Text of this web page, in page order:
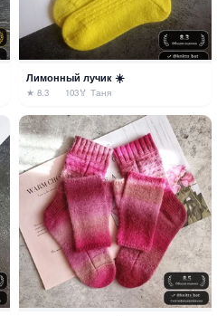
Лимонный лучик ☀️
★ 8.3 103🏅 Таня